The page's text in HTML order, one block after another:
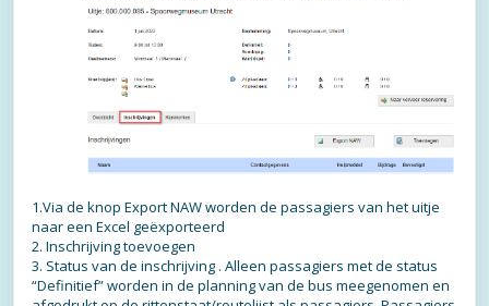
1.Via de knop Export NAW worden de passagiers van het uitje
naar een Excel geëxporteerd
2. Inschrijving toevoegen
3. Status van de inschrijving . Alleen passagiers met de status
“Definitief” worden in de planning van de bus meegenomen en